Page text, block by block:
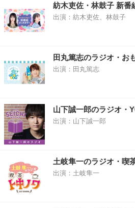
紡木吏佐・林鼓子 新番
出演：紡木吏佐、林鼓子
田丸篤志のラジオ・お
出演：田丸篤志
山下誠一郎のラジオ・
出演：山下誠一郎
土岐隼一のラジオ・喫
出演：土岐隼一